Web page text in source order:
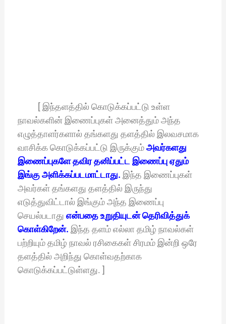
[ இந்தளத்தில் கொடுக்கப்பட்டு உள்ள
நாவல்களின் இணைப்புகள் அனைத்தும் அந்த
எழுத்தாளர்களால் தங்களது தளத்தில் இலவசமாக
வாசிக்க கொடுக்கப்பட்டு இருக்கும்அவர்களது
இணைப்புகளே தவிர தனிப்பட்ட இணைப்பு ஏதும்
இங்கு அளிக்கப்படமாட்டாது. இந்த இணைப்புகள்
அவர்கள் தங்களது தளத்தில் இருந்து
எடுத்துவிட்டால் இங்கும் அந்த இணைப்பு
செயல்படாது என்பதை உறுதியுடன் தெரிவித்துக்
கொள்கிறேன். இந்த தளம் எல்லா தமிழ் நாவல்கள்
பற்றியும் தமிழ் நாவல் ரசிகைகள் சிரமம் இன்றி ஒரே
தளத்தில் அறிந்து கொள்வதற்காக
கொடுக்கப்பட்டுள்ளது. ]